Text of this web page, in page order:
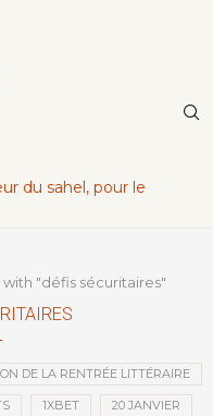
du sahel, pour le
"défis sécuritaires"
DE LA RENTRÉE LITTÉRAIRE
1XBET 20 JANVIER